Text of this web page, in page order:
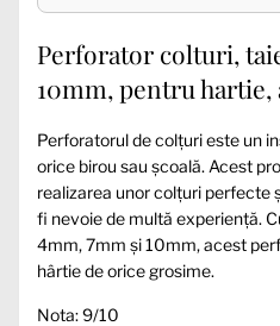
Perforator colturi,
10mm, pentru hartie,
Perforatorul de colțuri este un
orice birou sau școală. Acest
realizarea unor colțuri perfecte
fi nevoie de multă experiență.
4mm, 7mm și 10mm, acest
hârtie de orice grosime.
Nota: 9/10